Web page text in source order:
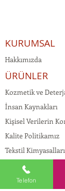
KURUMSAL
Hakkımızda
ÜRÜNLER
Kozmetik ve
İnsan Kaynakları
Kişisel Verilerin
Kalite Politikamız
Tekstil Kimyasalları
Yapı Kimyasalları
İlaç Kimyasalları
Telefon